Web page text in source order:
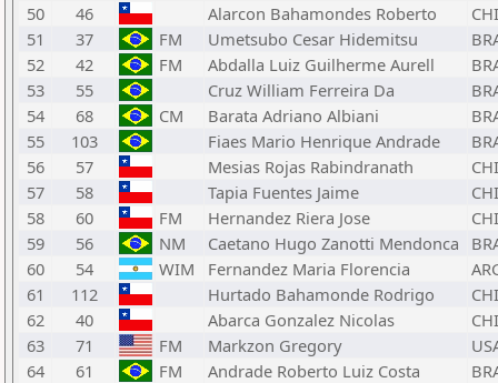
50
46 Alarcon Bahamondes Roberto
CHI
51
37 FM Umetsubo Cesar Hidemitsu
52
42 FM Abdalla Luiz Guilherme Aurell
53
55 Cruz William Ferreira Da
54
68 CM Barata Adriano Albiani
55
103 Fiaes Mario Henrique Andrade
56
57 Mesias Rojas Rabindranath
CHI
57
58 Tapia Fuentes Jaime
CHI
58
60 FM Hernandez Riera Jose
CHI
59
56 NM Caetano Hugo Zanotti Mendonca
60
54 WIM Fernandez Maria Florencia
61
112 Hurtado Bahamonde Rodrigo
CHI
62
40 Abarca Gonzalez Nicolas
CHI
63
71 FM Markzon Gregory
64
61 FM Andrade Roberto Luiz Costa